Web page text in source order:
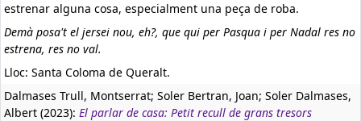
estrenar alguna cosa, especialment una peça de roba.
Demà posa't el jersei nou, eh?, que qui per Pasqua i per Nadal res no
estrena, res no val.
Lloc: Santa Coloma de Queralt.
Dalmases Trull, Montserrat; Soler Bertran, Joan; Soler Dalmases,
Albert (2023): El parlar de casa: Petit recull de grans tresors